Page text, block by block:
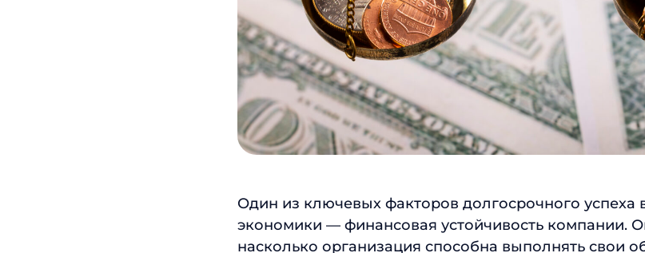
Один из ключевых факторов долгосрочного успеха
экономики — финансовая устойчивость компании.
насколько организация способна выполнять свои
Отправить